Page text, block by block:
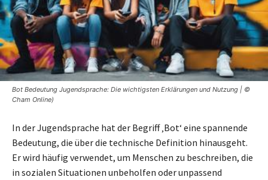
Bot Bedeutung Jugendsprache: Die wichtigsten Erklärungen und Nutzung | ©
Cham Online)
In der Jugendsprache hat der Begriff ‚Bot‘ eine spannende
Bedeutung, die über die technische Definition hinausgeht.
Er wird häufig verwendet, um Menschen zu beschreiben, die
in sozialen Situationen unbeholfen oder unpassend